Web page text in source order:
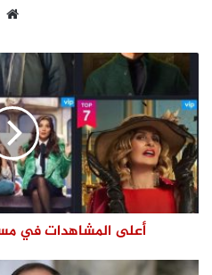
أعلى المشاهدات في